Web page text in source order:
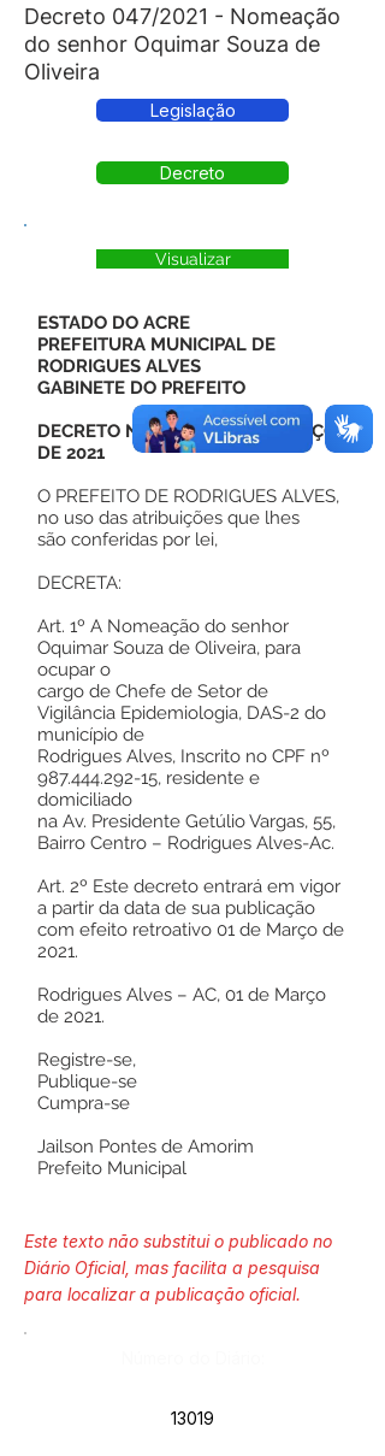
Decreto 047/2021 - Nomeação
do senhor Oquimar Souza de
Oliveira
Legislação
Decreto
Visualizar
ESTADO DO ACRE
PREFEITURA MUNICIPAL DE
RODRIGUES ALVES
GABINETE DO PREFEITO
DECRETO Nº 047, DE 01 DE MARÇO
DE 2021
O PREFEITO DE RODRIGUES ALVES,
no uso das atribuições que lhes
são conferidas por lei,
DECRETA:
Art. 1º A Nomeação do senhor
Oquimar Souza de Oliveira, para
ocupar o
cargo de Chefe de Setor de
Vigilância Epidemiologia, DAS-2 do
município de
Rodrigues Alves, Inscrito no CPF nº
987.444.292-15, residente e
domiciliado
na Av. Presidente Getúlio Vargas, 55,
Bairro Centro – Rodrigues Alves-Ac.
Art. 2º Este decreto entrará em vigor
a partir da data de sua publicação
com efeito retroativo 01 de Março de
2021.
Rodrigues Alves – AC, 01 de Março
de 2021.
Registre-se,
Publique-se
Cumpra-se
Jailson Pontes de Amorim
Prefeito Municipal
Este texto não substitui o publicado no
Diário Oficial, mas facilita a pesquisa
para localizar a publicação oficial.
13019